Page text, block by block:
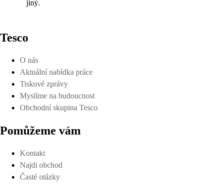
jiný.
Tesco
O nás
Aktuální nabídka práce
Tiskové zprávy
Myslíme na budoucnost
Obchodní skupina Tesco
Pomůžeme vám
Kontakt
Najdi obchod
Časté otázky